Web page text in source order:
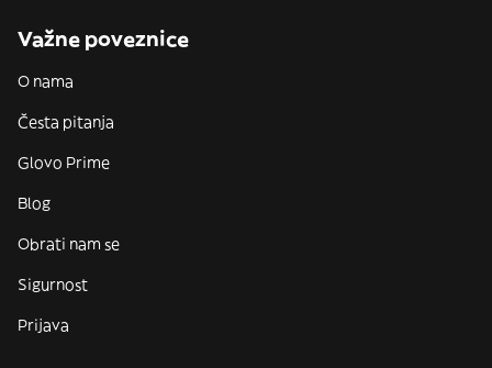
Važne poveznice
O nama
Česta pitanja
Glovo Prime
Blog
Obrati nam se
Sigurnost
Prijava